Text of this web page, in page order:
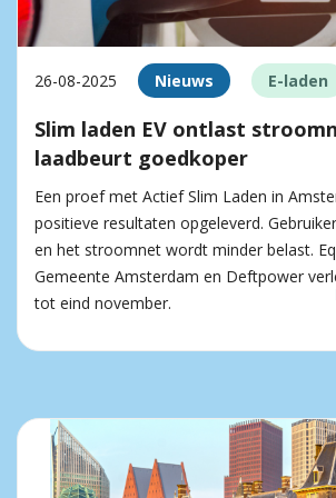
26-08-2025 Nieuws E-laden
Slim laden EV ontlast
laadbeurt goedkoper
Een proef met Actief Slim Laden in
positieve resultaten opgeleverd.
en het stroomnet wordt minder belast.
Gemeente Amsterdam en Deftpower
tot eind november.